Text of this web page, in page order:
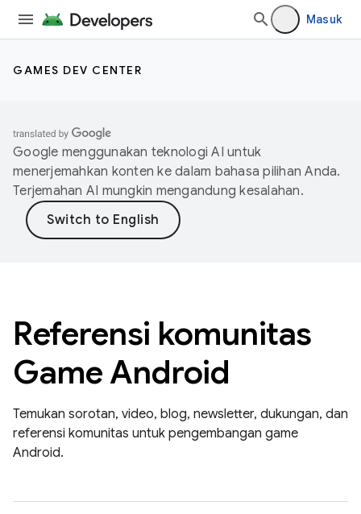
Masuk
GAMES DEV CENTER
Google menggunakan teknologi AI untuk
menerjemahkan konten ke dalam bahasa pilihan Anda.
Terjemahan AI mungkin mengandung kesalahan.
Referensi komunitas
Game Android
Temukan sorotan, video, blog, newsletter, dukungan, dan
referensi komunitas untuk pengembangan game
Android.